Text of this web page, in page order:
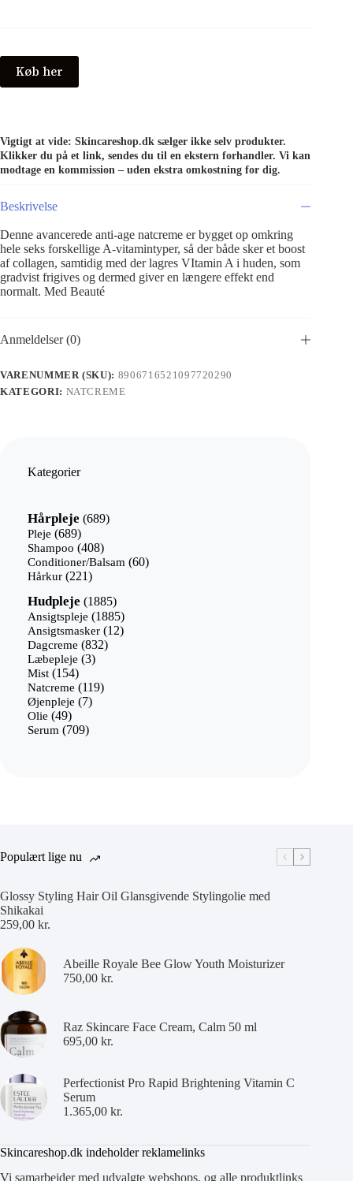
Køb her
Vigtigt at vide: Skincareshop.dk sælger ikke selv produkter.
Klikker du på et link, sendes du til en ekstern forhandler. Vi kan
modtage en kommission – uden ekstra omkostning for dig.
Beskrivelse
Denne avancerede anti-age natcreme er bygget op omkring
hele seks forskellige A-vitamintyper, så der både sker et boost
af collagen, samtidig med der lagres VItamin A i huden, som
gradvist frigives og dermed giver en længere effekt end
normalt. Med Beauté
Anmeldelser (0)
VARENUMMER (SKU): 8906716521097720290
KATEGORI: NATCREME
Kategorier
Hårpleje 689689
Pleje 689689
varer
Shampoo 408408
varer
Conditioner/Balsam 6060
Hårkur 221221
Hudpleje 18851885
varer
Ansigtspleje 18851885
varer
Ansigtsmasker 1212
Dagcreme 832832
Læbepleje 33
Mist 154154
varer
Natcreme 119119
Øjenpleje 77
Olie 4949
varer
Serum 709709
Populært lige nu
Glossy Styling Hair Oil Glansgivende Stylingolie med
Shikakai
259,00 kr.
Abeille Royale Bee Glow Youth Moisturizer
750,00 kr.
Raz Skincare Face Cream, Calm 50 ml
695,00 kr.
Perfectionist Pro Rapid Brightening Vitamin C
Serum
1.365,00 kr.
Skincareshop.dk indeholder reklamelinks
Vi samarbejder med udvalgte webshops, og alle produktlinks